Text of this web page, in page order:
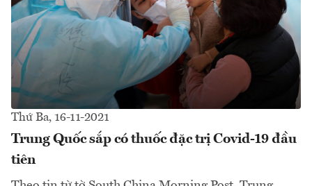
Thứ Ba, 16-11-2021
Trung Quốc sắp có thuốc đặc trị Covid-19 đầu
tiên